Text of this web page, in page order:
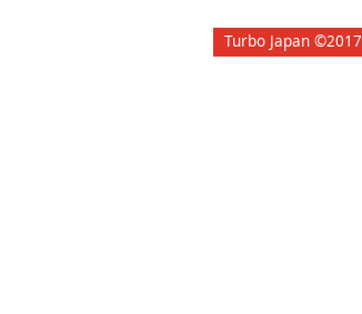
Turbo Japan ©2017